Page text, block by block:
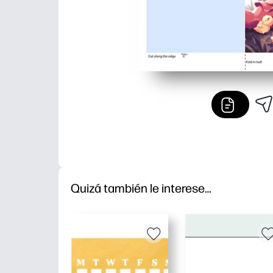
Quizá también le interese…